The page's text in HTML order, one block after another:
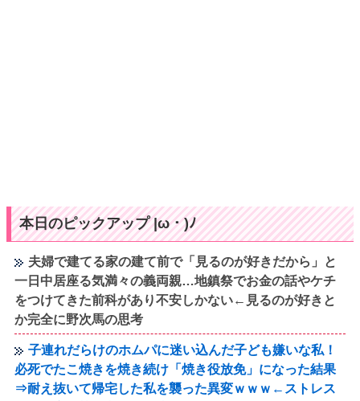
本日のピックアップ |ω・)ﾉ
夫婦で建てる家の建て前で「見るのが好きだから」と
一日中居座る気満々の義両親…地鎮祭でお金の話やケチ
をつけてきた前科があり不安しかない←見るのが好きと
か完全に野次馬の思考
子連れだらけのホムパに迷い込んだ子ども嫌いな私！
必死でたこ焼きを焼き続け「焼き役放免」になった結果
⇒耐え抜いて帰宅した私を襲った異変ｗｗｗ←ストレス